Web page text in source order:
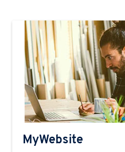
MyWebsite